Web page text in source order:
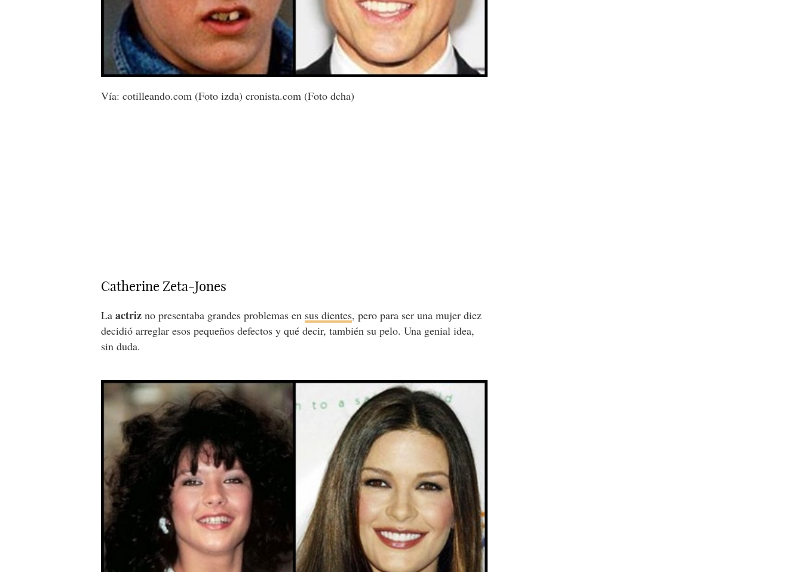
Vía: cotilleando.com (Foto izda) cronista.com (Foto dcha)
Catherine Zeta-Jones
Laactriz no presentaba grandes problemas en sus dientes, pero para ser una mujer diez
decidió arreglar esos pequeños defectos y qué decir, también su pelo. Una genial idea,
sin duda.